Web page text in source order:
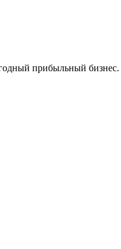
прибыльный бизнес.